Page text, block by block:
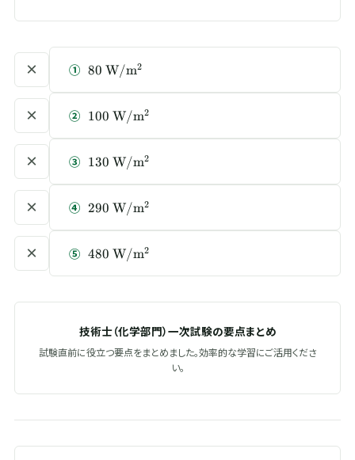
× ① 80\
80 W/m2
× ② 100\
100 W/m2
× ③ 130\
130 W/m2
× ④ 290\
290 W/m2
× ⑤ 480\
480 W/m2
技術士（化学部門）一次試験の要点まとめ
試験直前に役立つ要点をまとめました。効率的な学習にご活用くださ
い。